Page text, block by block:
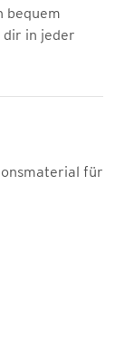
bequem
dir in jeder
für